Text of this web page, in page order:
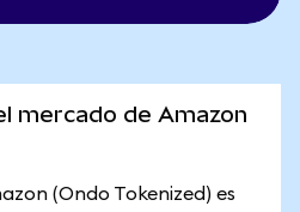
mercado de Amazon
(Ondo Tokenized) es